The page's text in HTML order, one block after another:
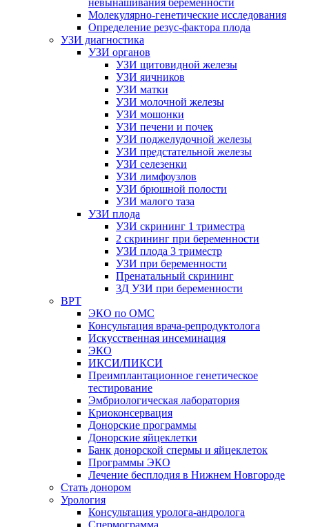
невынашивания беременности
Молекулярно-генетические исследования
Определение резус-фактора плода
УЗИ диагностика
УЗИ органов
УЗИ щитовидной железы
УЗИ яичников
УЗИ матки
УЗИ молочной железы
УЗИ мошонки
УЗИ печени и почек
УЗИ поджелудочной железы
УЗИ предстательной железы
УЗИ селезенки
УЗИ лимфоузлов
УЗИ брюшной полости
УЗИ малого таза
УЗИ плода
УЗИ скрининг 1 триместра
2 скрининг при беременности
УЗИ плода 3 триместр
УЗИ при беременности
Пренатальный скрининг
3Д УЗИ при беременности
ВРТ
ЭКО по ОМС
Консультация врача-репродуктолога
Искусственная инсеминация
ЭКО
ИКСИ/ПИКСИ
Преимплантационное генетическое
тестирование
Эмбриологическая лаборатория
Криоконсервация
Донорские программы
Донорские яйцеклетки
Банк донорской спермы и яйцеклеток
Программы ЭКО
Лечение бесплодия в Нижнем Новгороде
Стать донором
Урология
Консультация уролога-андролога